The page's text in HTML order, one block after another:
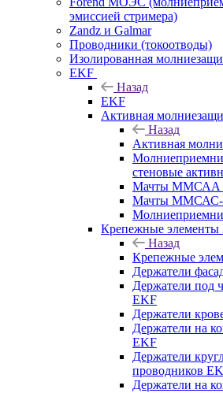
эмиссией стримера)
Zandz и Galmar
Проводники (токоотводы)
Изолированная
EKF
Назад
EKF
Активная
Назад
Активная
стеновые
Мачты ММСАА
Мачты
Крепежные элементы
Назад
Крепежные
Держатели
Держатели под
EKF
Держатели
Держатели на
EKF
Держатели
проводников
Держатели на